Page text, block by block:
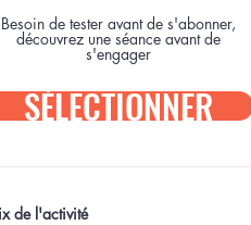
Besoin de tester avant de s'abonner,
découvrez une séance avant de
s'engager
SÉLECTIONNER
de l'activité